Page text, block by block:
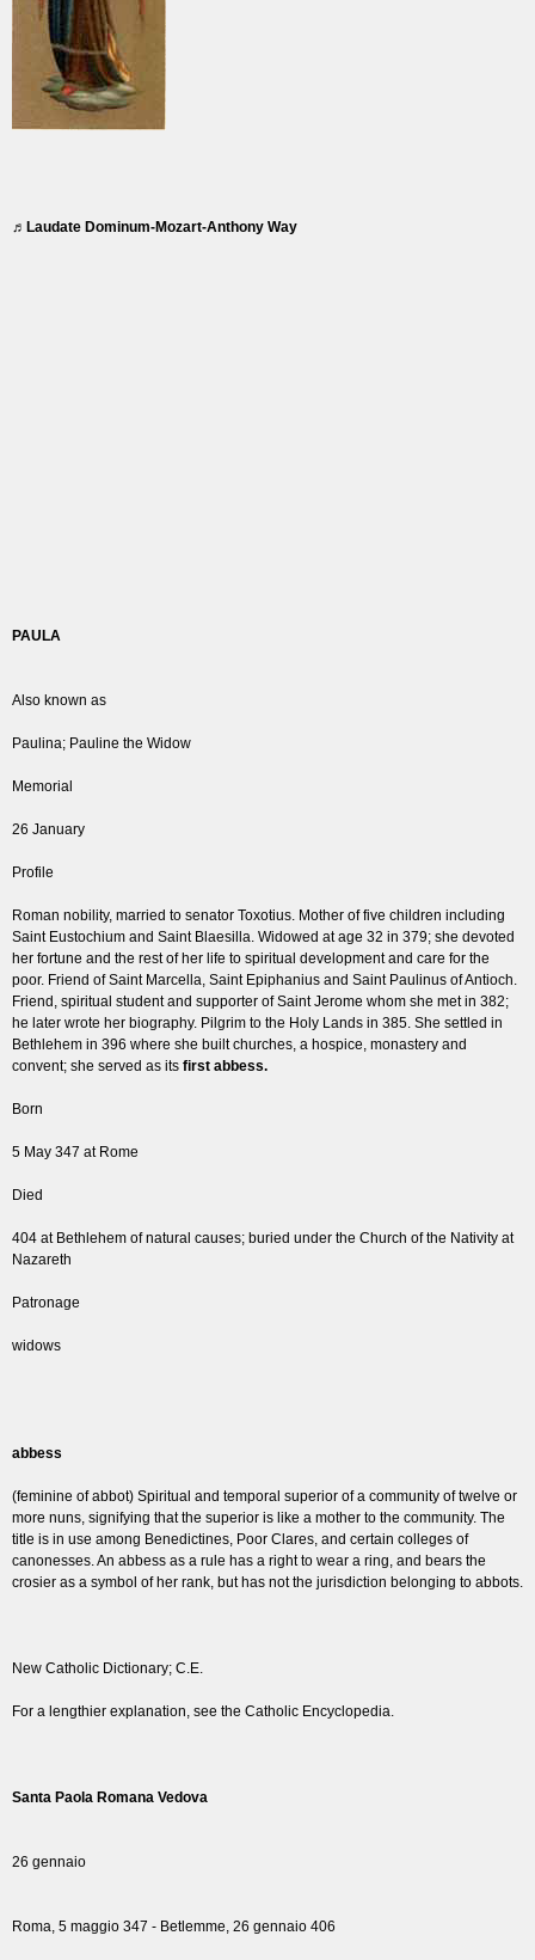
♬Laudate Dominum-Mozart-Anthony Way
PAULA
Also known as
Paulina; Pauline the Widow
Memorial
26 January
Profile
Roman nobility, married to senator Toxotius. Mother of five children including
Saint Eustochium and Saint Blaesilla. Widowed at age 32 in 379; she devoted
her fortune and the rest of her life to spiritual development and care for the
poor. Friend of Saint Marcella, Saint Epiphanius and Saint Paulinus of Antioch.
Friend, spiritual student and supporter of Saint Jerome whom she met in 382;
he later wrote her biography. Pilgrim to the Holy Lands in 385. She settled in
Bethlehem in 396 where she built churches, a hospice, monastery and
convent; she served as its first abbess.
Born
5 May 347 at Rome
Died
404 at Bethlehem of natural causes; buried under the Church of the Nativity at
Nazareth
Patronage
widows
abbess
(feminine of abbot) Spiritual and temporal superior of a community of twelve or
more nuns, signifying that the superior is like a mother to the community. The
title is in use among Benedictines, Poor Clares, and certain colleges of
canonesses. An abbess as a rule has a right to wear a ring, and bears the
crosier as a symbol of her rank, but has not the jurisdiction belonging to abbots.
New Catholic Dictionary; C.E.
For a lengthier explanation, see the Catholic Encyclopedia.
Santa Paola Romana Vedova
26 gennaio
Roma, 5 maggio 347 - Betlemme, 26 gennaio 406